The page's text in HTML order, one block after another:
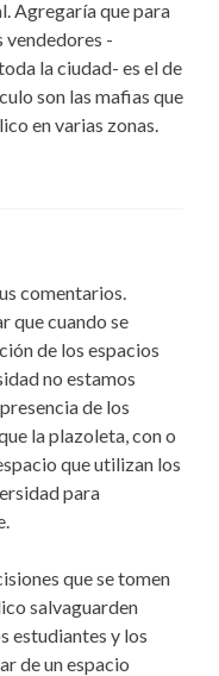
Agregaría que para
vendedores -
la ciudad- es el de
son las mafias que
en varias zonas.
comentarios.
que cuando se
de los espacios
no estamos
de los
la plazoleta, con o
que utilizan los
para
que se tomen
salvaguarden
estudiantes y los
de un espacio